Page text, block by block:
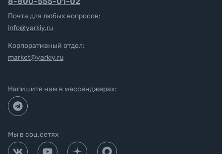
Почта для любых вопросов:
info@yarkiy.ru
Корпоративный отдел:
market@yarkiy.ru
Напишите нам в мессенджерах:
Мы в соц.сетях